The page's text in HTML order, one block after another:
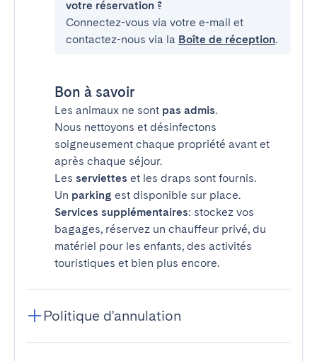
votre réservation ?
Connectez-vous via votre e-mail et
contactez-nous via la Boîte de réception.
Bon à savoir
Les animaux ne sont pas admis.
Nous nettoyons et désinfectons
soigneusement chaque propriété avant et
après chaque séjour.
Les serviettes et les draps sont fournis.
Un parking est disponible sur place.
Services supplémentaires: stockez vos
bagages, réservez un chauffeur privé, du
matériel pour les enfants, des activités
touristiques et bien plus encore.
Politique d'annulation